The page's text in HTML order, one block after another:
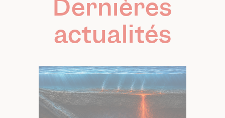
Dernières
actualités